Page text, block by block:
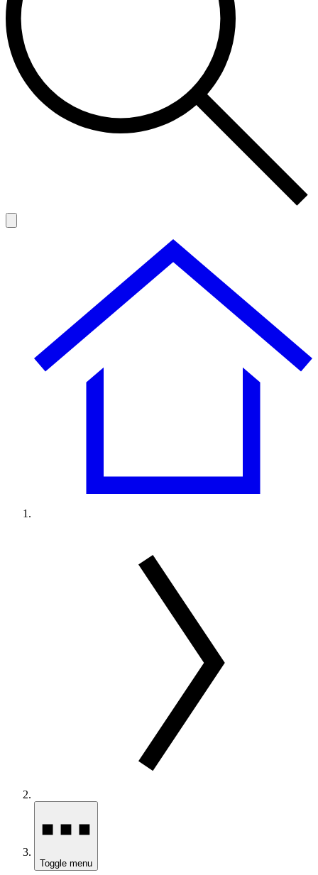
Toggle menu